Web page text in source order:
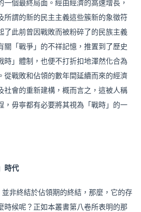
一個最終局面。經由經濟的高速增長，
所謂的新的民主主義這些簇新的象徵符
了此前曾因戰敗而被粉碎了的民族主義
關「戰爭」的不祥記憶，推置到了歷史
時」體制，也便不打折扣地渾然化合為
從戰敗和佔領的數年間延續而來的經濟
社會的重新建構，概而言之，這被人稱
，毋寧都有必要將其視為「戰時」的一
時代
非終結於佔領期的終結，那麼，它的存
時候呢？正如本叢書第八卷所表明的那